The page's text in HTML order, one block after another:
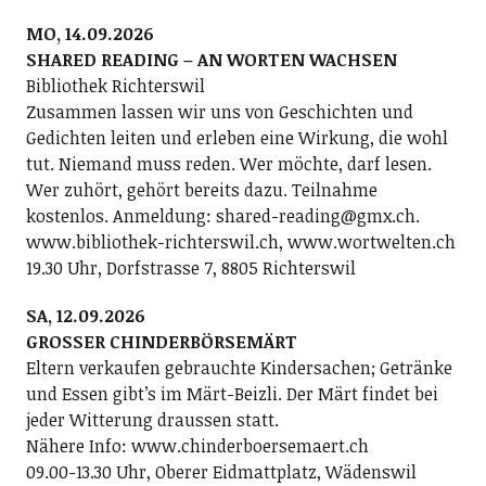
MO, 14.09.2026
SHARED READING – AN WORTEN WACHSEN
Bibliothek Richterswil
Zusammen lassen wir uns von Geschichten und
Gedichten leiten und erleben eine Wirkung, die wohl
tut. Niemand muss reden. Wer möchte, darf lesen.
Wer zuhört, gehört bereits dazu. Teilnahme
kostenlos. Anmeldung: shared-reading@gmx.ch.
www.bibliothek-richterswil.ch, www.wortwelten.ch
19.30 Uhr, Dorfstrasse 7, 8805 Richterswil
SA, 12.09.2026
GROSSER CHINDERBÖRSEMÄRT
Eltern verkaufen gebrauchte Kindersachen; Getränke
und Essen gibt’s im Märt-Beizli. Der Märt findet bei
jeder Witterung draussen statt.
Nähere Info: www.chinderboersemaert.ch
09.00-13.30 Uhr, Oberer Eidmattplatz, Wädenswil